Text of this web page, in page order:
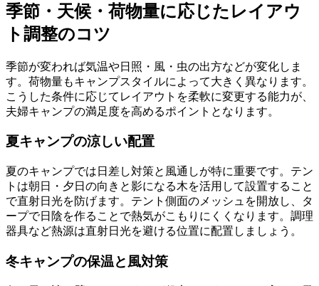
季節・天候・荷物量に応じたレイアウ
ト調整のコツ
季節が変われば気温や日照・風・虫の出方などが変化しま
す。荷物量もキャンプスタイルによって大きく異なります。
こうした条件に応じてレイアウトを柔軟に変更する能力が、
夫婦キャンプの満足度を高めるポイントとなります。
夏キャンプの涼しい配置
夏のキャンプでは日差し対策と風通しが特に重要です。テン
トは朝日・夕日の向きと影になる木を活用して設置すること
で直射日光を防げます。テント側面のメッシュを開放し、タ
ープで日陰を作ることで熱気がこもりにくくなります。調理
器具など熱源は直射日光を避ける位置に配置しましょう。
冬キャンプの保温と風対策